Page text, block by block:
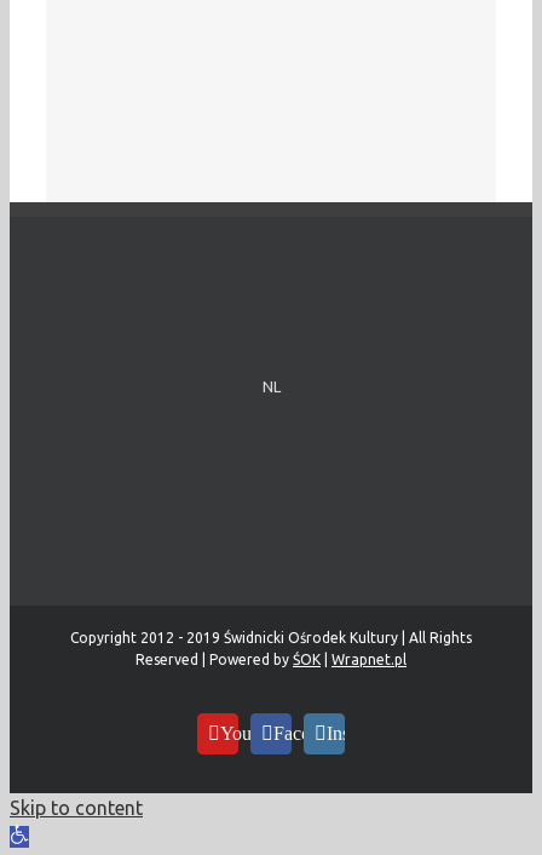
NL
Copyright 2012 - 2019 Świdnicki Ośrodek Kultury | All Rights
Reserved | Powered by ŚOK Wrapnet.pl
YouTubeFacebookInstagram
Skip to content
Open